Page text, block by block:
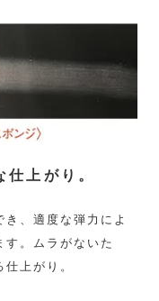
仕上がり。
、適度な弾力によ
す。ムラがないた
上がり。